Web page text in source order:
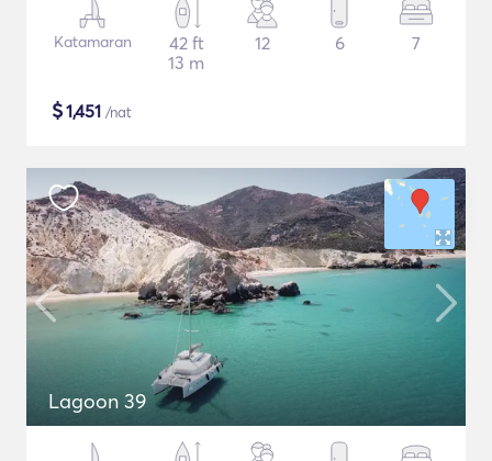
Katamaran
42 ft
13 m
12 6 7
$1,451 /nat
Lagoon 39